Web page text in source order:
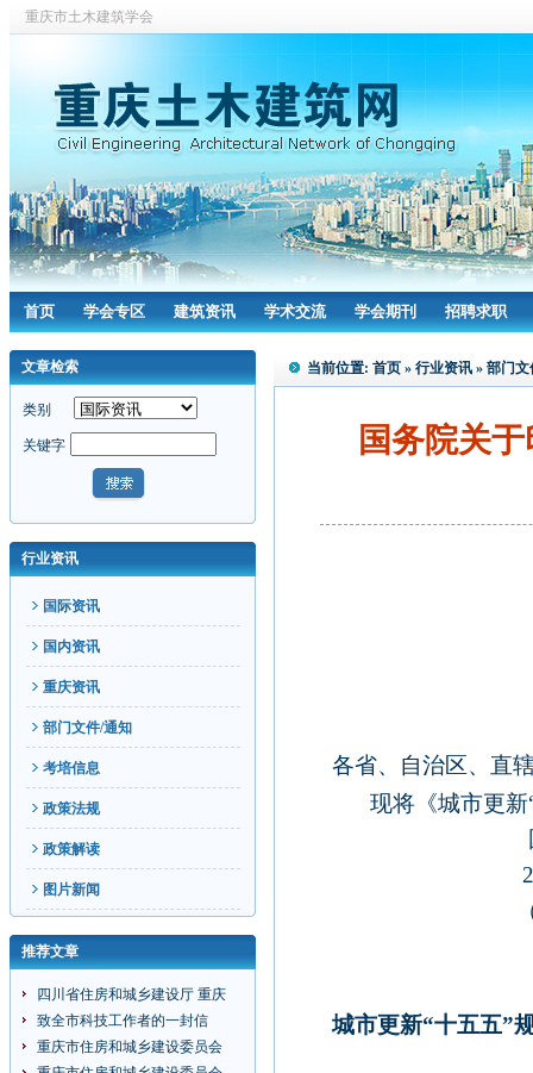
重庆市土木建筑学会
首页 学会专区 建筑资讯 学术交流 学会期刊 招聘求职
文章检索
类别
关键字
行业资讯
国际资讯
国内资讯
重庆资讯
部门文件/通知
考培信息
政策法规
政策解读
图片新闻
推荐文章
四川省住房和城乡建设厅 重庆
致全市科技工作者的一封信
重庆市住房和城乡建设委员会
当前位置: 首页 » 行业资讯 » 部门文
国务院关
各省、自治区、直
现将《城市更
国务
（此件公
城市更新“十五五”